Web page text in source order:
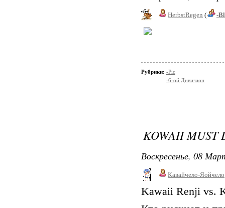
HerbstRegen ( -
Рубрики: -Pic
-6-ой Дивизион
KOWAII MUST
Воскресенье, 08
Кавайчело-Яойчело
Kawaii Renji vs.